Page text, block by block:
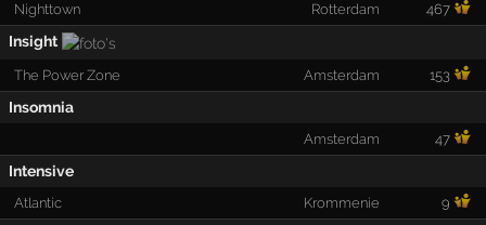
Nighttown Rotterdam 467
Insight
The Power Zone Amsterdam 153
Insomnia
Amsterdam 47
Intensive
Atlantic Krommenie 9